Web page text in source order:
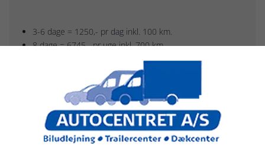
3-6 dage = 1250,- pr dag inkl. 100 km.
8 dage = 6745,- pr uge inkl. 700 km.
8 dage = 6925,- pr uge inkl. 1000 km. (Garantipris)
5 døre – 17 personer – buskørekort
5 stk
Antal personer
16+ fører
2,5D